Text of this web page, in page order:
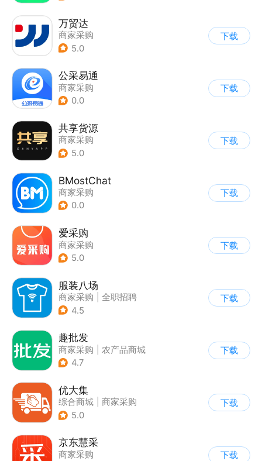
万贸达
商家采购
5.0
下载
公采易通
商家采购
0.0
下载
共享货源
商家采购
5.0
下载
BMostChat
商家采购
0.0
下载
爱采购
商家采购
5.0
下载
服装八场
商家采购
全职招聘
4.5
下载
趣批发
商家采购
农产品商城
| 返利
4.7
下载
优大集
综合商城
商家采购
5.0
下载
京东慧采
商家采购
下载